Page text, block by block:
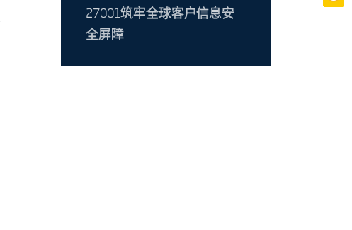
27001筑牢全球客户信息安
全屏障